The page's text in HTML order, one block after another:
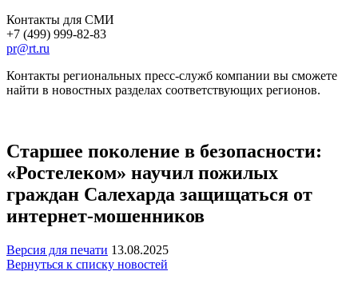
Контакты для СМИ
+7 (499) 999-82-83
pr@rt.ru
Контакты региональных пресс-служб компании вы сможете
найти в новостных разделах соответствующих регионов.
Старшее поколение в безопасности:
«Ростелеком» научил пожилых
граждан Салехарда защищаться от
интернет-мошенников
Версия для печати 13.08.2025
Вернуться к списку новостей